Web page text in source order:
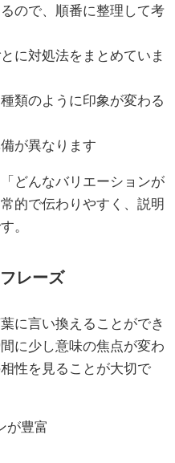
ので、順番に整理して考
に対処法をまとめていま
類のように印象が変わる
が異なります
どんなバリエーションが
的で伝わりやすく、説明
。
レーズ
に言い換えることができ
に少し意味の焦点が変わ
性を見ることが大切で
が豊富